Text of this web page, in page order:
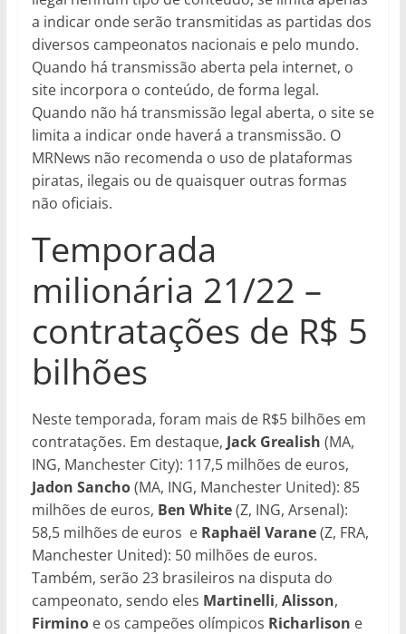
a indicar onde serão transmitidas as partidas dos
diversos campeonatos nacionais e pelo mundo.
Quando há transmissão aberta pela internet, o
site incorpora o conteúdo, de forma legal.
Quando não há transmissão legal aberta, o site se
limita a indicar onde haverá a transmissão. O
MRNews não recomenda o uso de plataformas
piratas, ilegais ou de quaisquer outras formas
não oficiais.
Temporada
milionária 21/22 –
contratações de R$ 5
bilhões
Neste temporada, foram mais de R$5 bilhões em
contratações. Em destaque, Jack Grealish (MA,
ING, Manchester City): 117,5 milhões de euros,
Jadon Sancho(MA, ING, Manchester United): 85
milhões de euros, Ben White(Z, ING, Arsenal):
58,5 milhões de euros e Raphaël Varane(Z, FRA,
Manchester United): 50 milhões de euros.
Também, serão 23 brasileiros na disputa do
campeonato, sendo eles Martinelli, Alisson,
Firminoe os campeões olímpicos Richarlison e